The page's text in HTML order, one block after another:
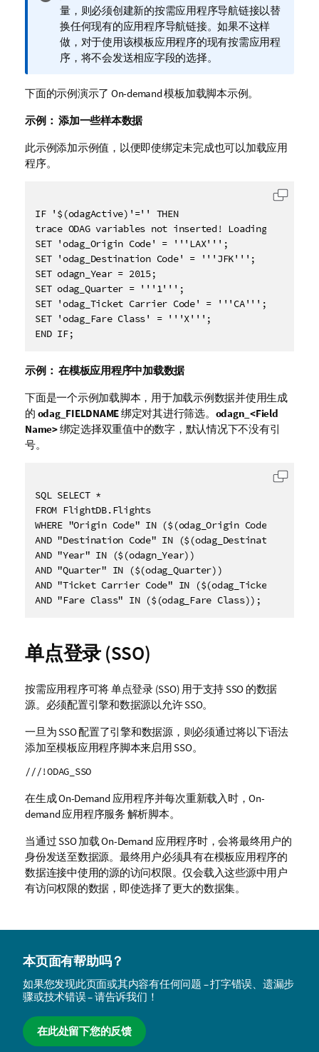
息
注
释
量，则必须创建新的按需应用程序导航链接以替
换任何现有的应用程序导航链接。如果不这样
做，对于使用该模板应用程序的现有按需应用程
序，将不会发送相应字段的选择。
下面的示例演示了 On-demand 模板加载脚本示例。
示例： 添加一些样本数据
此示例添加示例值，以便即使绑定未完成也可以加载应用
程序。
IF '$(odagActive)'='' THEN
trace ODAG variables not inserted! Loading sample
SET 'odag_Origin Code' = '''LAX''';
SET 'odag_Destination Code' = '''JFK''';
SET odagn_Year = 2015;
SET odag_Quarter = '''1''';
SET 'odag_Ticket Carrier Code' = '''CA''';
SET 'odag_Fare Class' = '''X''';
复制代
示例： 在模板应用程序中加载数据
下面是一个示例加载脚本，用于加载示例数据并使用生成
的 odag_FIELDNAME绑定对其进行筛选。 odagn_<Field
Name>绑定选择双重值中的数字，默认情况下不没有引
号。
SQL SELECT *
FROM FlightDB.Flights
WHERE "Origin Code" IN ($(odag_Origin Code))
AND "Destination Code" IN ($(odag_Destination
AND "Year" IN ($(odagn_Year))
AND "Quarter" IN ($(odag_Quarter))
AND "Ticket Carrier Code" IN ($(odag_Ticket Carrier
复制代
单点登录 (SSO)
按需应用程序可将单点登录 (SSO) 用于支持SSO 的数据
源。必须配置引擎和数据源以允许SSO。
一旦为SSO配置了引擎和数据源，则必须通过将以下语法
添加至模板应用程序脚本来启用SSO。
///!ODAG_SSO
在生成 On-Demand 应用程序并每次重新载入时，On-
demand 应用程序服务 解析脚本。
当通过SSO加载 On-Demand 应用程序时，会将最终用户的
身份发送至数据源。最终用户必须具有在模板应用程序的
数据连接中使用的源的访问权限。仅会载入这些源中用户
有访问权限的数据，即使选择了更大的数据集。
本页面有帮助吗？
如果您发现此页面或其内容有任何问题 – 打字错误、遗漏步
骤或技术错误 – 请告诉我们！
在此处留下您的反馈